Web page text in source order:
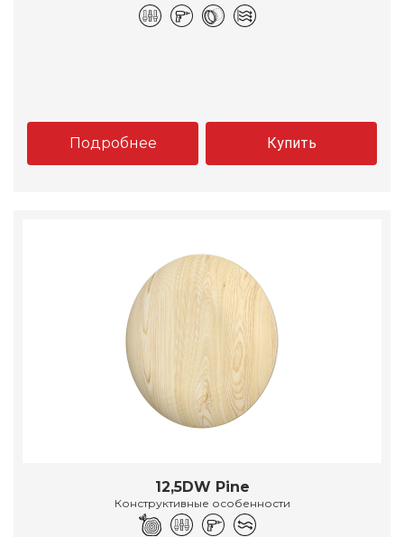
Подробнее Купить
12,5DW Pine
Конструктивные особенности